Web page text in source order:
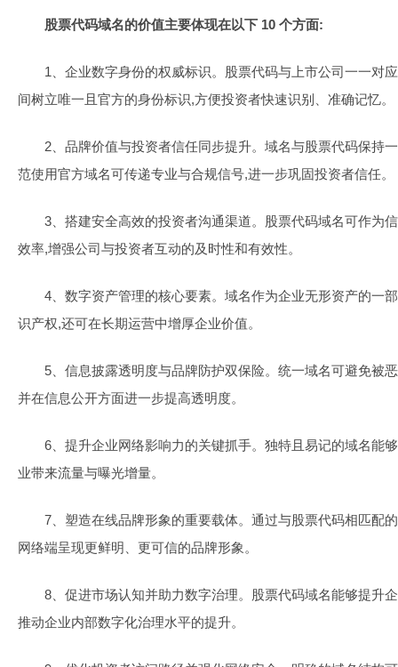
股票代码域名的价值主要体现在以下 10 个方面:
1、企业数字身份的权威标识。股票代码与上市公司一一对
间树立唯一且官方的身份标识,方便投资者快速识别、准确记忆。
2、品牌价值与投资者信任同步提升。域名与股票代码保持
范使用官方域名可传递专业与合规信号,进一步巩固投资者信任。
3、搭建安全高效的投资者沟通渠道。股票代码域名可作为
效率,增强公司与投资者互动的及时性和有效性。
4、数字资产管理的核心要素。域名作为企业无形资产的一
识产权,还可在长期运营中增厚企业价值。
5、信息披露透明度与品牌防护双保险。统一域名可避免被
并在信息公开方面进一步提高透明度。
6、提升企业网络影响力的关键抓手。独特且易记的域名能
业带来流量与曝光增量。
7、塑造在线品牌形象的重要载体。通过与股票代码相匹配
网络端呈现更鲜明、更可信的品牌形象。
8、促进市场认知并助力数字治理。股票代码域名能够提升
推动企业内部数字化治理水平的提升。